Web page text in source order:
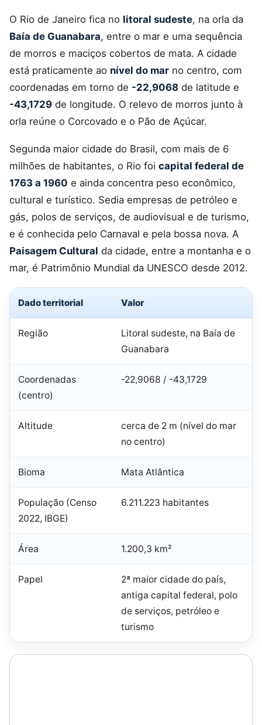
O Rio de Janeiro fica no litoral sudeste, na orla da
Baía de Guanabara, entre o mar e uma sequência
de morros e maciços cobertos de mata. A cidade
está praticamente ao nível do mar no centro, com
coordenadas em torno de -22,9068 de latitude e
-43,1729 de longitude. O relevo de morros junto à
orla reúne o Corcovado e o Pão de Açúcar.
Segunda maior cidade do Brasil, com mais de 6
milhões de habitantes, o Rio foi capital federal de
1763 a 1960 e ainda concentra peso econômico,
cultural e turístico. Sedia empresas de petróleo e
gás, polos de serviços, de audiovisual e de turismo,
e é conhecida pelo Carnaval e pela bossa nova. A
Paisagem Cultural da cidade, entre a montanha e o
mar, é Patrimônio Mundial da UNESCO desde 2012.
Dado territorial Valor
Região
Litoral sudeste, na Baía de
Guanabara
Coordenadas
(centro)
-22,9068 / -43,1729
Altitude
cerca de 2 m (nível do mar
no centro)
Bioma Mata Atlântica
População (Censo
2022, IBGE)
6.211.223 habitantes
Área 1.200,3 km²
Papel
2ª maior cidade do país,
antiga capital federal, polo
de serviços, petróleo e
turismo